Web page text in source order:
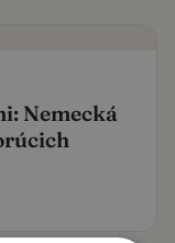
Nemecká